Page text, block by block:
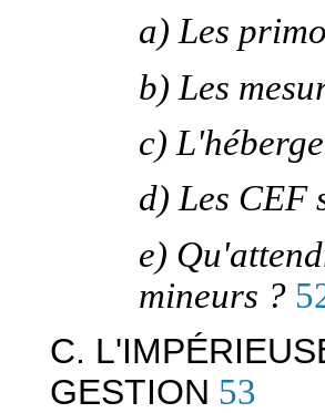
a) Les
b) Les
c)
d) Les CEF
e)
mineurs ?
C.
GESTION 53